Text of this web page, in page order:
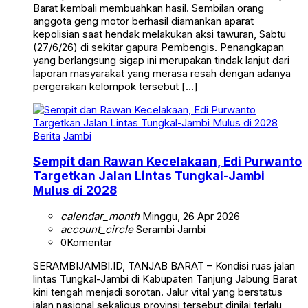
Barat kembali membuahkan hasil. Sembilan orang
anggota geng motor berhasil diamankan aparat
kepolisian saat hendak melakukan aksi tawuran, Sabtu
(27/6/26) di sekitar gapura Pembengis. Penangkapan
yang berlangsung sigap ini merupakan tindak lanjut dari
laporan masyarakat yang merasa resah dengan adanya
pergerakan kelompok tersebut […]
Berita Jambi
Sempit dan Rawan Kecelakaan, Edi Purwanto
Targetkan Jalan Lintas Tungkal-Jambi
Mulus di 2028
calendar_monthMinggu, 26 Apr 2026
account_circleSerambi Jambi
0Komentar
SERAMBIJAMBI.ID, TANJAB BARAT – Kondisi ruas jalan
lintas Tungkal-Jambi di Kabupaten Tanjung Jabung Barat
kini tengah menjadi sorotan. Jalur vital yang berstatus
jalan nasional sekaligus provinsi tersebut dinilai terlalu